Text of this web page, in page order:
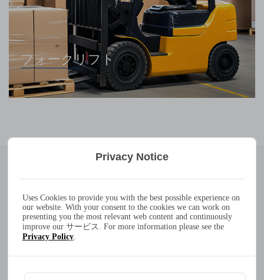
低速電気自動車
300W 20A 10A 7A 6A 100-240VAC IP65防水バッテリー充
電器
アトラス300
出力電力：
動作温度：-30°c～+40°c
Privacy Notice
Uses Cookies to provide you with the best possible experience on
our website. With your consent to the cookies we can work on
presenting you the most relevant web content and continuously
improve our サービス. For more information please see the
Privacy Policy